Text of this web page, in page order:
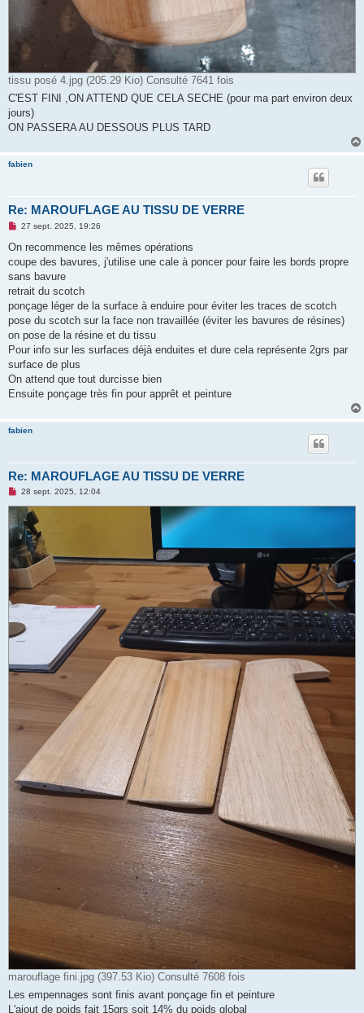
tissu posé 4.jpg (205.29 Kio) Consulté 7641 fois
C'EST FINI ,ON ATTEND QUE CELA SECHE (pour ma part environ deux
jours)
ON PASSERA AU DESSOUS PLUS TARD
fabien
Re: MAROUFLAGE AU TISSU DE VERRE
M
s
a
g
n
o
l
u
27 sept. 2025, 19:26
On recommence les mêmes opérations
coupe des bavures, j'utilise une cale à poncer pour faire les bords propre
sans bavure
retrait du scotch
ponçage léger de la surface à enduire pour éviter les traces de scotch
pose du scotch sur la face non travaillée (éviter les bavures de résines)
on pose de la résine et du tissu
Pour info sur les surfaces déjà enduites et dure cela représente 2grs par
surface de plus
On attend que tout durcisse bien
Ensuite ponçage très fin pour apprêt et peinture
fabien
Re: MAROUFLAGE AU TISSU DE VERRE
M
s
a
g
e
n
o
l
28 sept. 2025, 12:04
marouflage fini.jpg (397.53 Kio) Consulté 7608 fois
Les empennages sont finis avant ponçage fin et peinture
L'ajout de poids fait 15grs soit 14% du poids global